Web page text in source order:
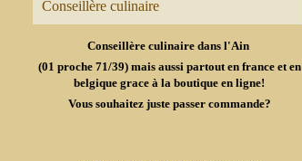
Conseillère culinaire
Conseillère culinaire dans l'Ain
(01 proche 71/39) mais aussi partout en france et en
belgique grace à la boutique en ligne!
Vous souhaitez juste passer commande?